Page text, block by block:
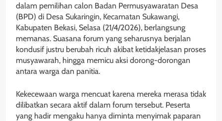
dalam pemilihan calon Badan Permusyawaratan Desa
(BPD) di Desa Sukaringin, Kecamatan Sukawangi,
Kabupaten Bekasi, Selasa (21/4/2026), berlangsung
memanas. Suasana forum yang seharusnya berjalan
kondusif justru berubah ricuh akibat ketidakjelasan proses
musyawarah, hingga memicu aksi dorong-dorongan
antara warga dan panitia.
Kekecewaan warga mencuat karena mereka merasa tidak
dilibatkan secara aktif dalam forum tersebut. Peserta
yang hadir mengaku hanya diminta menyimak paparan